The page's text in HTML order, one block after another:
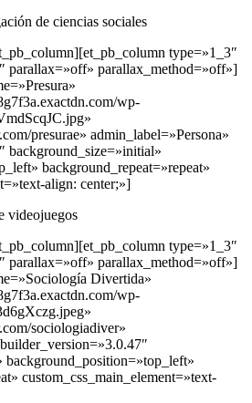
de ciencias sociales
type=»1_3″
parallax=»off» parallax_method=»off»]
wp-
presurae» admin_label=»Persona»
background_size=»initial»
background_repeat=»repeat»
align: center;»]
videojuegos
type=»1_3″
parallax=»off» parallax_method=»off»]
Divertida»
wp-
sociologiadiver»
background_position=»top_left»
custom_css_main_element=»text-